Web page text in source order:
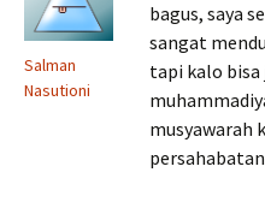
Salman
Nasutioni
bagus, saya
sangat
tapi kalo bisa
musyawarah